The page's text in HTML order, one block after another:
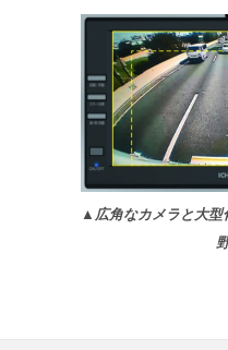
▲広角なカメラと大型